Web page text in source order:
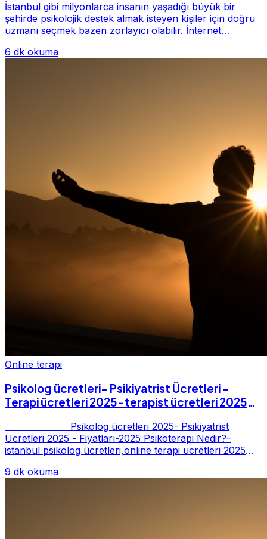
İstanbul gibi milyonlarca insanın yaşadığı büyük bir
şehirde psikolojik destek almak isteyen kişiler için doğru
uzmanı seçmek bazen zorlayıcı olabilir. İnternet
6 dk okuma
Online terapi
Psikolog ücretleri- Psikiyatrist Ücretleri -
Terapi ücretleri 2025-terapist ücretleri 2025-
Psikolog ücretleri 2025- Psikiyatrist
Ücretleri 2025 - Fiyatları-2025 Psikoterapi Nedir?–
istanbul psikolog ücretleri,online terapi ücretleri 2025
9 dk okuma